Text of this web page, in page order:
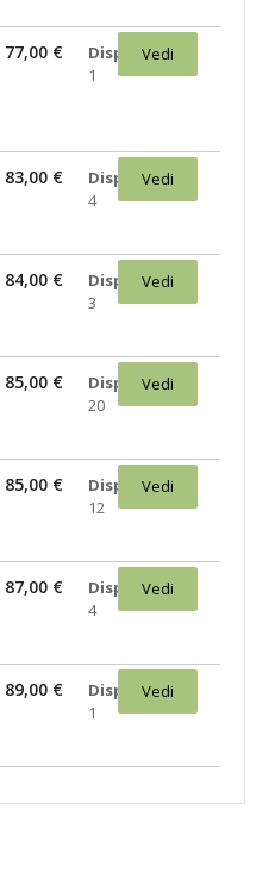
77,00 €
Disponibili:
1
Vedi
83,00 €
Disponibili:
4
Vedi
84,00 €
Disponibili:
3
Vedi
85,00 €
Disponibili:
20
Vedi
85,00 €
Disponibili:
12
Vedi
87,00 €
Disponibili:
4
Vedi
89,00 €
Disponibili:
1
Vedi